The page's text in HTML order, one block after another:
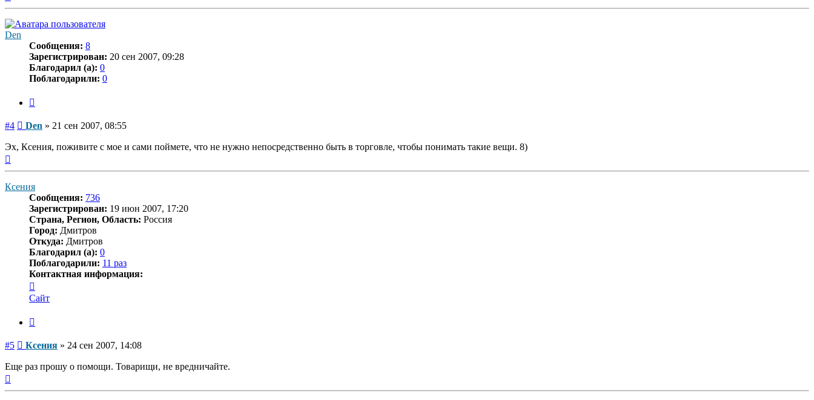
Den
Сообщения: 8
Зарегистрирован: 20 сен 2007, 09:28
Благодарил (а): 0
Поблагодарили: 0
#4 Сообщение
Den » 21 сен 2007, 08:55
Эх, Ксения, поживите с мое и сами поймете, что не нужно непосредственно быть в торговле, чтобы понимать такие вещи. 8)
Ксения
Сообщения: 736
Зарегистрирован: 19 июн 2007, 17:20
Страна, Регион, Область: Россия
Город: Дмитров
Откуда: Дмитров
Благодарил (а): 0
Поблагодарили: 11 раз
Контактная информация:
информация
пользователя
Сайт
#5 Сообщение
Ксения » 24 сен 2007, 14:08
Еще раз прошу о помощи. Товарищи, не вредничайте.